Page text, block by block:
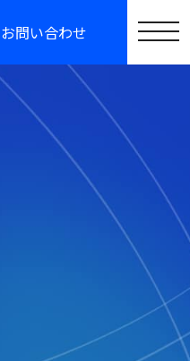
お問い合わせ
toggle